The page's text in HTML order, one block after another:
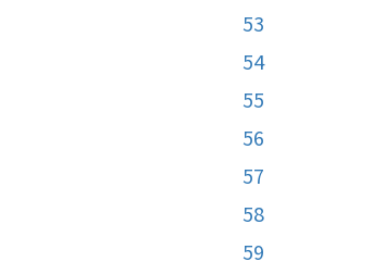
53
54
55
56
57
58
59